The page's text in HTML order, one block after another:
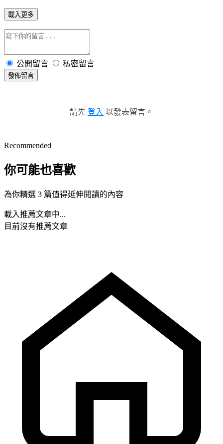
載入更多
公開留言 私密留言
發佈留言
請先 登入 以發表留言。
Recommended
你可能也喜歡
為你精選 3 篇值得延伸閱讀的內容
載入推薦文章中...
目前沒有推薦文章